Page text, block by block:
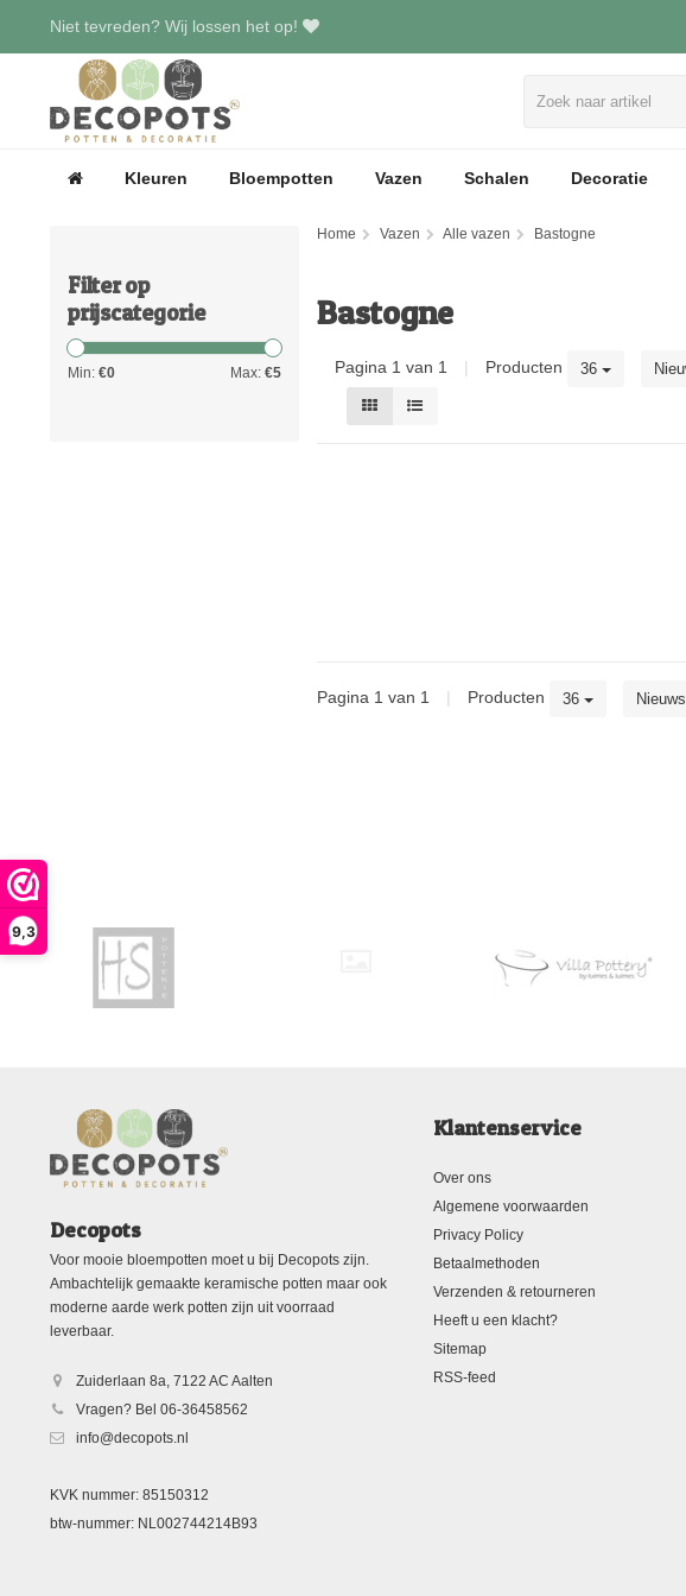
9,3
Niet tevreden? Wij lossen het op!
Kleuren Bloempotten Vazen Schalen Decoratie
Filter op
prijscategorie
Min: €0 Max: €5
Home Vazen Alle vazen Bastogne
Bastogne
Pagina 1 van 1 | Producten 36
Pagina 1 van 1 | Producten 36
Decopots
Voor mooie bloempotten moet u bij Decopots zijn.
Ambachtelijk gemaakte keramische potten maar ook
moderne aarde werk potten zijn uit voorraad
leverbaar.
Zuiderlaan 8a, 7122 AC Aalten
Vragen? Bel 06-36458562
info@decopots.nl
KVK nummer: 85150312
btw-nummer: NL002744214B93
Klantenservice
Over ons
Algemene voorwaarden
Privacy Policy
Betaalmethoden
Verzenden & retourneren
Heeft u een klacht?
Sitemap
RSS-feed